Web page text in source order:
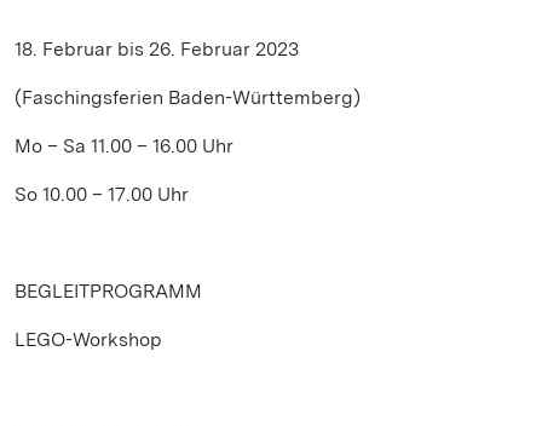
18. Februar bis 26. Februar 2023
(Faschingsferien Baden-Württemberg)
Mo – Sa 11.00 – 16.00 Uhr
So 10.00 – 17.00 Uhr
BEGLEITPROGRAMM
LEGO-Workshop